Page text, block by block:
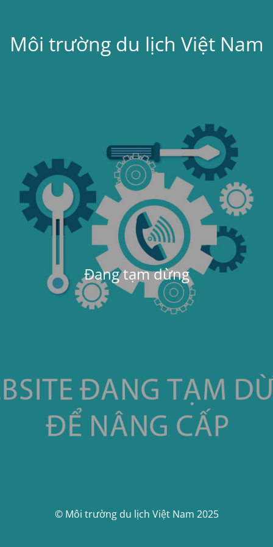
Môi trường du lịch Việt Nam
Đang tạm dừng
© Môi trường du lịch Việt Nam 2025